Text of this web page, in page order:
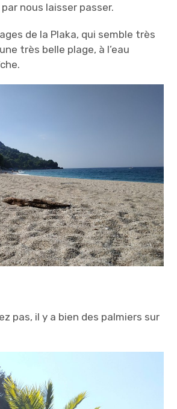
nous laisser passer.
de la Plaka, qui semble très
très belle plage, à l’eau
pas, il y a bien des palmiers sur